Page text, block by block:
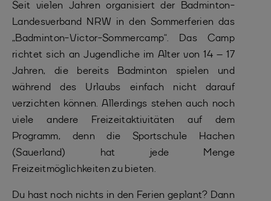
Seit vielen Jahren organisiert der Badminton-
Landesverband NRW in den Sommerferien das
„Badminton-Victor-Sommercamp“. Das Camp
richtet sich an Jugendliche im Alter von 14 – 17
Jahren, die bereits Badminton spielen und
während des Urlaubs einfach nicht darauf
verzichten können. Allerdings stehen auch noch
viele andere Freizeitaktivitäten auf dem
Programm, denn die Sportschule Hachen
(Sauerland) hat jede Menge
Freizeitmöglichkeiten zu bieten.
Du hast noch nichts in den Ferien geplant? Dann